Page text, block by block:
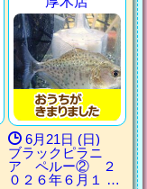
6月21日 (日)
ブラックピラニ
ア ペルー② ２
０２６年６月１ …